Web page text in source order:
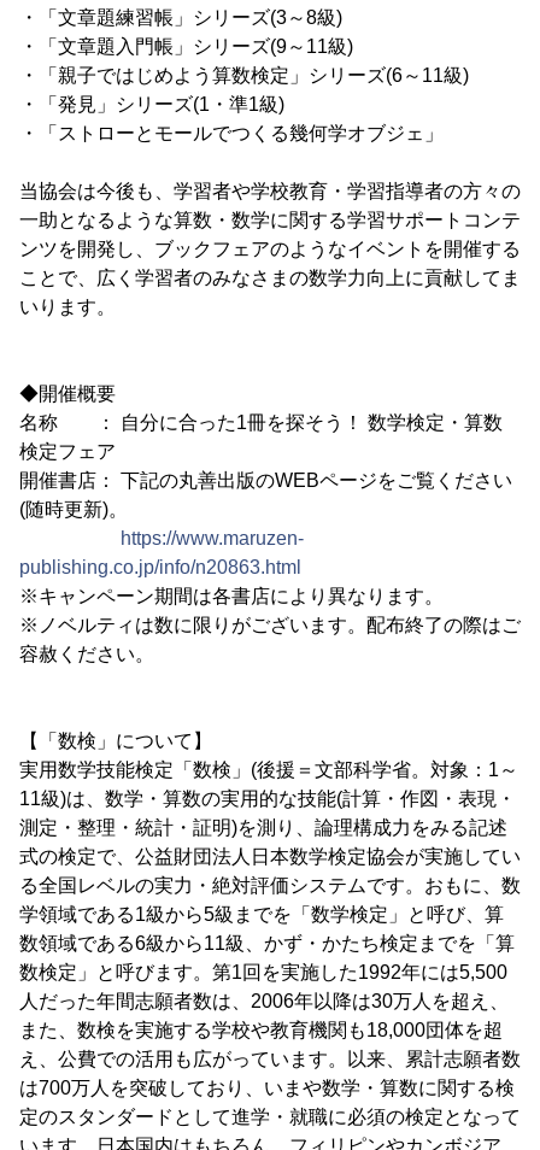
・「文章題練習帳」シリーズ(3～8級)
・「文章題入門帳」シリーズ(9～11級)
・「親子ではじめよう算数検定」シリーズ(6～11級)
・「発見」シリーズ(1・準1級)
・「ストローとモールでつくる幾何学オブジェ」
当協会は今後も、学習者や学校教育・学習指導者の方々の
一助となるような算数・数学に関する学習サポートコンテ
ンツを開発し、ブックフェアのようなイベントを開催する
ことで、広く学習者のみなさまの数学力向上に貢献してま
いります。
◆開催概要
名称 ： 自分に合った1冊を探そう！ 数学検定・算数
検定フェア
開催書店： 下記の丸善出版のWEBページをご覧ください
(随時更新)。
https://www.maruzen-
publishing.co.jp/info/n20863.html
※キャンペーン期間は各書店により異なります。
※ノベルティは数に限りがございます。配布終了の際はご
容赦ください。
【「数検」について】
実用数学技能検定「数検」(後援＝文部科学省。対象：1～
11級)は、数学・算数の実用的な技能(計算・作図・表現・
測定・整理・統計・証明)を測り、論理構成力をみる記述
式の検定で、公益財団法人日本数学検定協会が実施してい
る全国レベルの実力・絶対評価システムです。おもに、数
学領域である1級から5級までを「数学検定」と呼び、算
数領域である6級から11級、かず・かたち検定までを「算
数検定」と呼びます。第1回を実施した1992年には5,500
人だった年間志願者数は、2006年以降は30万人を超え、
また、数検を実施する学校や教育機関も18,000団体を超
え、公費での活用も広がっています。以来、累計志願者数
は700万人を突破しており、いまや数学・算数に関する検
定のスタンダードとして進学・就職に必須の検定となって
います。日本国内はもちろん、フィリピンやカンボジア、